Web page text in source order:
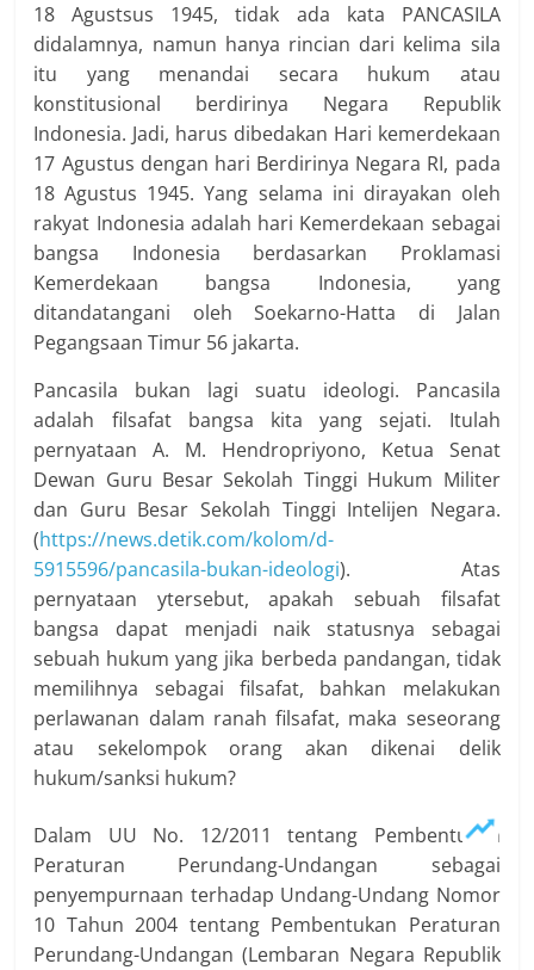
18 Agustsus 1945, tidak ada kata PANCASILA
didalamnya, namun hanya rincian dari kelima sila
itu yang menandai secara hukum atau
konstitusional berdirinya Negara Republik
Indonesia. Jadi, harus dibedakan Hari kemerdekaan
17 Agustus dengan hari Berdirinya Negara RI, pada
18 Agustus 1945. Yang selama ini dirayakan oleh
rakyat Indonesia adalah hari Kemerdekaan sebagai
bangsa Indonesia berdasarkan Proklamasi
Kemerdekaan bangsa Indonesia, yang
ditandatangani oleh Soekarno-Hatta di Jalan
Pegangsaan Timur 56 jakarta.
Pancasila bukan lagi suatu ideologi. Pancasila
adalah filsafat bangsa kita yang sejati. Itulah
pernyataan A. M. Hendropriyono, Ketua Senat
Dewan Guru Besar Sekolah Tinggi Hukum Militer
dan Guru Besar Sekolah Tinggi Intelijen Negara.
(https://news.detik.com/kolom/d-
5915596/pancasila-bukan-ideologi). Atas
pernyataan ytersebut, apakah sebuah filsafat
bangsa dapat menjadi naik statusnya sebagai
sebuah hukum yang jika berbeda pandangan, tidak
memilihnya sebagai filsafat, bahkan melakukan
perlawanan dalam ranah filsafat, maka seseorang
atau sekelompok orang akan dikenai delik
hukum/sanksi hukum?
Dalam UU No. 12/2011 tentang Pembentukan
Peraturan Perundang-Undangan sebagai
penyempurnaan terhadap Undang-Undang Nomor
10 Tahun 2004 tentang Pembentukan Peraturan
Perundang-Undangan (Lembaran Negara Republik